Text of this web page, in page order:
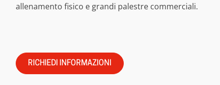
allenamento fisico e grandi palestre commerciali.
RICHIEDI INFORMAZIONI